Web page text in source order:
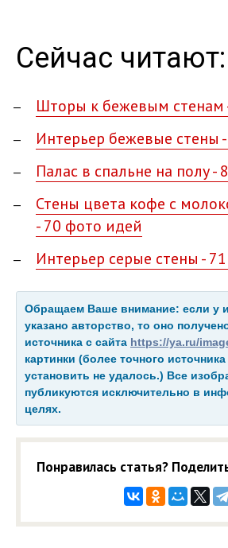
Сейчас читают:
Шторы к бежевым стенам
Интерьер бежевые стены
Палас в спальне на полу -
Стены цвета кофе с
- 70 фото идей
Интерьер серые стены -
Обращаем Ваше внимание: если у
указано авторство, то оно
источника с сайта https://ya.ru/
картинки (более точного
установить не удалось.) Все
публикуются исключительно в
целях.
Понравилась статья?